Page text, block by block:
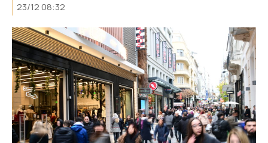
23/12 08:32